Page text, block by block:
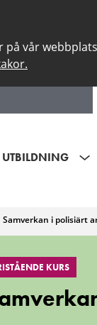
på vår
UTBILDNING
Samverkan i polisiärt
KURS